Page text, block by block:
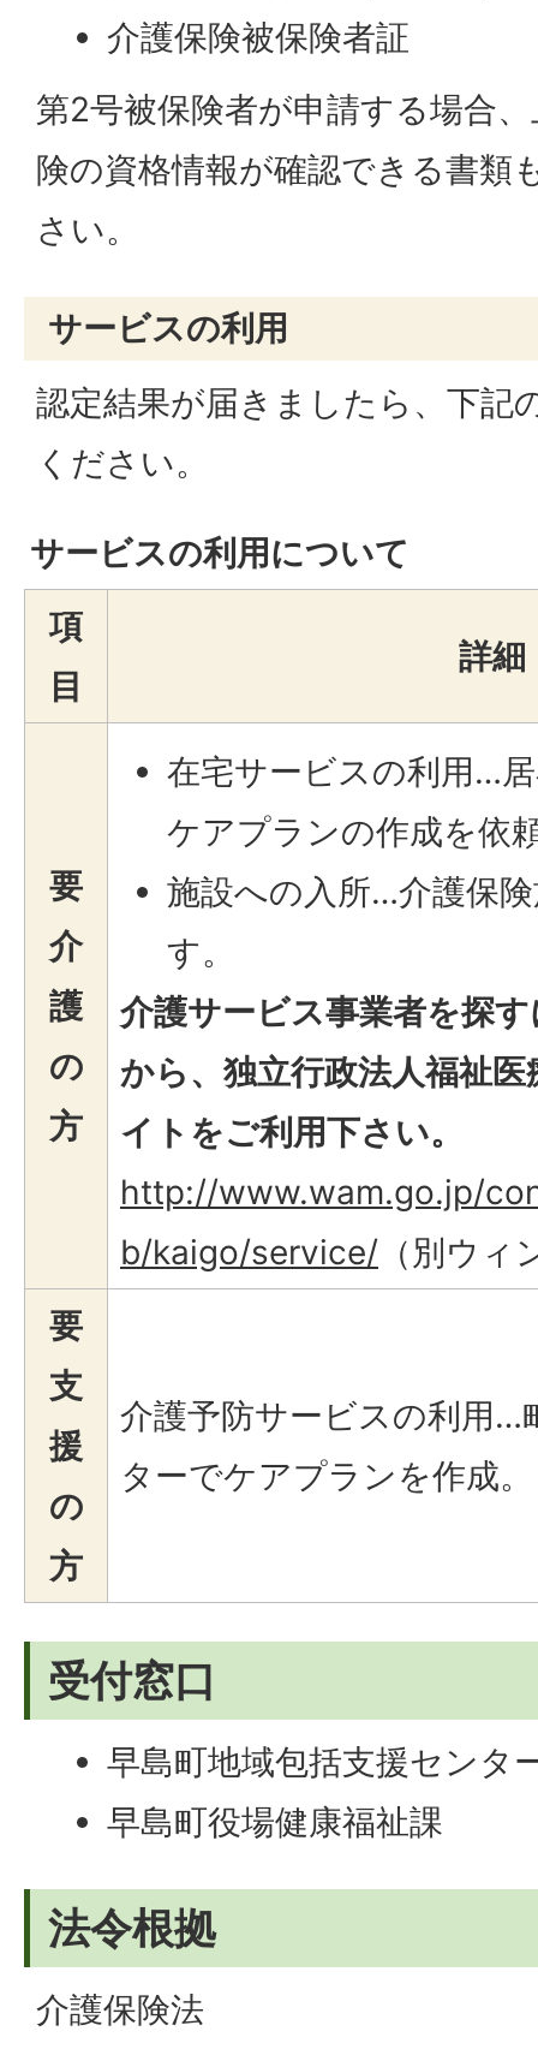
介護保険被保険者証
第2号被保険者が申請する場合
険の資格情報が確認できる書類
さい。
サービスの利用
認定結果が届きましたら、下記
ください。
サービスの利用について
項
目
詳細
要
介
護
の
方
在宅サービスの利用…
ケアプランの作成を依
施設への入所…介護保
す。
介護サービス事業者を探
から、独立行政法人福祉
イトをご利用下さい。
http://www.wam.go.jp/
b/kaigo/service/ （別ウ
要
支
援
の
方
介護予防サービスの利用…
ターでケアプランを作成。
受付窓口
早島町地域包括支援センタ
早島町役場健康福祉課
法令根拠
介護保険法